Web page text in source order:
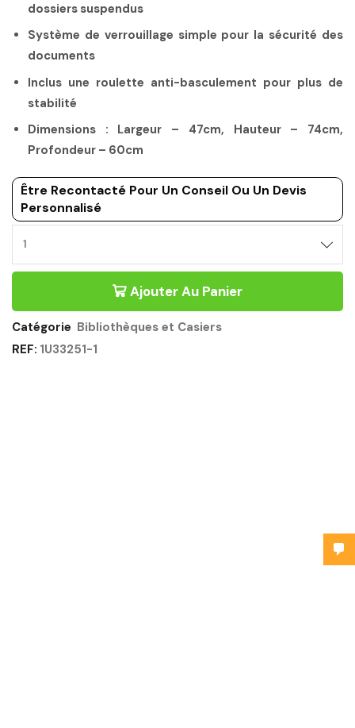
dossiers suspendus
Système de verrouillage simple pour la sécurité des
documents
Inclus une roulette anti-basculement pour plus de
stabilité
Dimensions : Largeur – 47cm, Hauteur – 74cm,
Profondeur – 60cm
Être Recontacté Pour Un Conseil Ou Un Devis
Personnalisé
Ajouter Au Panier
Catégorie Bibliothèques et Casiers
REF: 1U33251-1